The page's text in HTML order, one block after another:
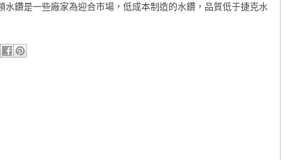
鑽是一些廠家為迎合市場，低成本制造的水鑽，品質低于捷克水